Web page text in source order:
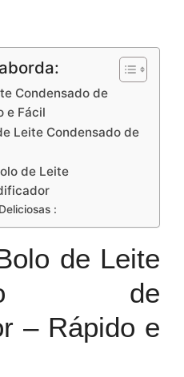
Condensado de
e Fácil
Leite Condensado de
de Leite
:
de Leite
de
– Rápido e